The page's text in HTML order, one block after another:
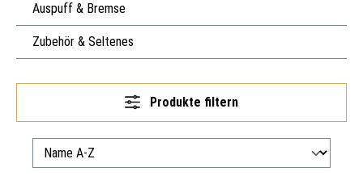
Auspuff & Bremse
Zubehör & Seltenes
Produkte filtern